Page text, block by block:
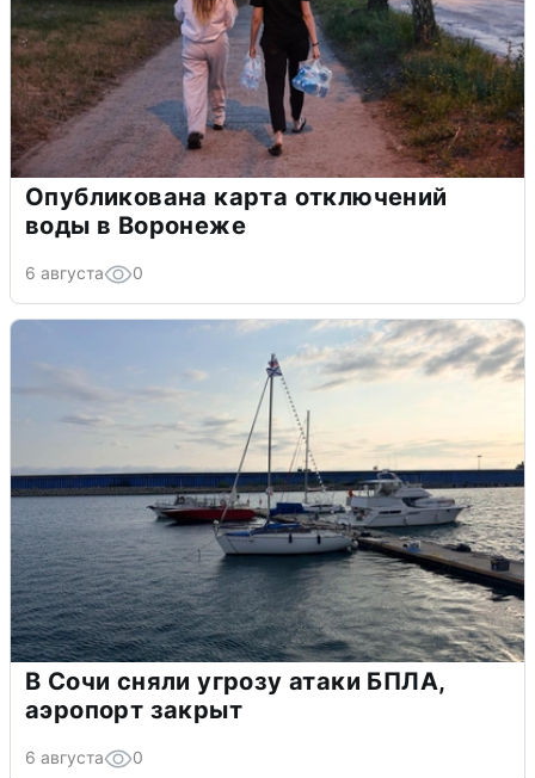
Опубликована карта отключений
воды в Воронеже
6 августа 0
В Сочи сняли угрозу атаки БПЛА,
аэропорт закрыт
6 августа 0